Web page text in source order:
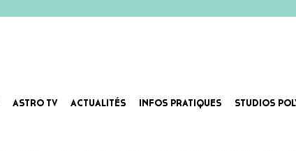
ASTRO TV ACTUALITÉS INFOS PRATIQUES STUDIOS